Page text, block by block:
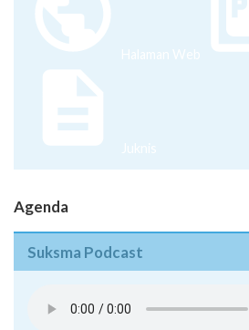
Halaman Web
Juknis
Agenda
Suksma Podcast